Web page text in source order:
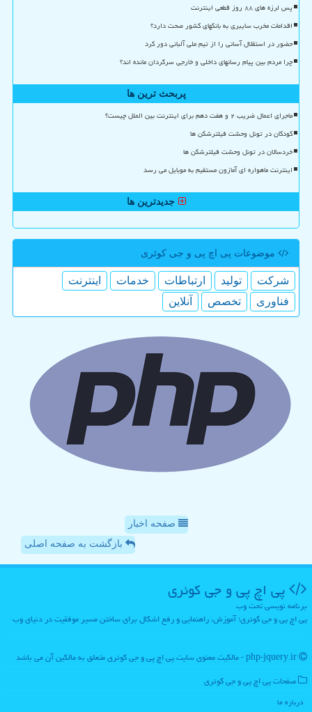
پس لرزه های ۸۸ روز قطعی اینترنت
اقدامات مخرب سایبری به بانکهای کشور صحت دارد؟
حضور در استقلال آسانی را از تیم ملی آلبانی دور کرد
چرا مردم بین پیام رسانهای داخلی و خارجی سرگردان مانده اند؟
پربحث ترین ها
ماجرای اعمال ضریب ۲ و هفت دهم برای اینترنت بین الملل چیست؟
کودکان در تونل وحشت فیلترشکن ها
خردسالان در تونل وحشت فیلترشکن ها
اینترنت ماهواره ای آمازون مستقیم به موبایل می رسد
جدیدترین ها
موضوعات پی اچ پی و جی كوئری
شركت تولید ارتباطات خدمات
اینترنت
فناوری
تخصص آنلاین
صفحه اخبار
بازگشت به صفحه اصلی
پی اچ پی و جی كوئری
برنامه نویسی تحت وب
پی اچ پی و جی کوئری؛ آموزش، راهنمایی و رفع اشکال برای ساختن مسیر موفقیت در دنیای وب
صفحات پی اچ پی و جی كوئری
درباره ما